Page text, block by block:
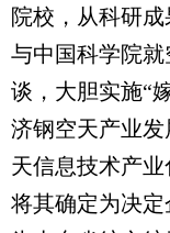
院校，从科研
与中国科学院
谈，大胆实施“
济钢空天产业
天信息技术产
将其确定为决